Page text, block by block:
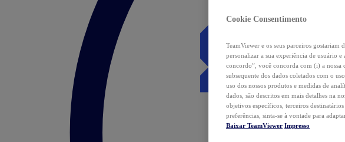
Cookie Consentimento
TeamViewer e os seus parceiros gostariam
personalizar a sua experiência de usuário
concordo”, você concorda com (i) a nossa
subsequente dos dados coletados com o
uso dos nossos produtos e medidas de
dados, são descritos em mais detalhes na
objetivos específicos, terceiros
preferências, sinta-se à vontade para
Baixar TeamViewer Impresso